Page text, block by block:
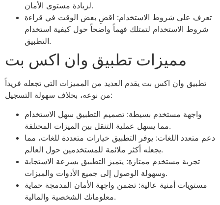
لزيادة مستوى الأمان.
تعرف على شروط الاستخدام: اقضِ بعض الوقت في قراءة
شروط الاستخدام لتمتلك فهماً واضحاً حول كيفية استخدام
التطبيق.
مميزات تطبيق وان اكس بت
تطبيق وان اكس بت يقدم العديد من المميزات التي تجعله فريداً
من نوعه، بخلاف سهولة التسجيل:
واجهة مستخدم بسيطة: تصميم التطبيق سهل الاستخدام
مما يسهل عملية التنقل بين الميزات المختلفة.
دعم متعدد اللغات: يوفر التطبيق خيارات متعددة للغات، مما
يجعله أكثر ملائمة للمستخدمين حول العالم.
تجربة مستخدم ممتازة: يتميز التطبيق بسرعة الاستجابة
وسهولة الوصول إلى جميع الأدوات والميزات.
مستويات أمنية عالية: تضمن واجهة الأمان المدمجة حماية
معلوماتك الشخصية والمالية.